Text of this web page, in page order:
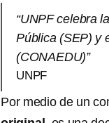
“UNPF celebra
Pública (SEP) y
(CONAEDU)”
UNPF
Por medio de un